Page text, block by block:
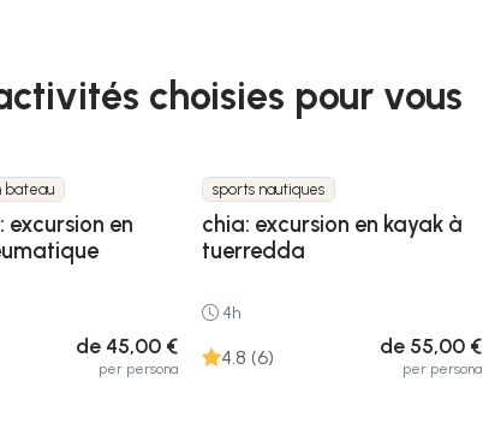
choisies pour vous
bateau
excursion en
de 45,00 €
per persona
sports nautiques
chia: excursion en kayak à
tuerredda
4h
4.8 (6) de 55,00 €
per persona